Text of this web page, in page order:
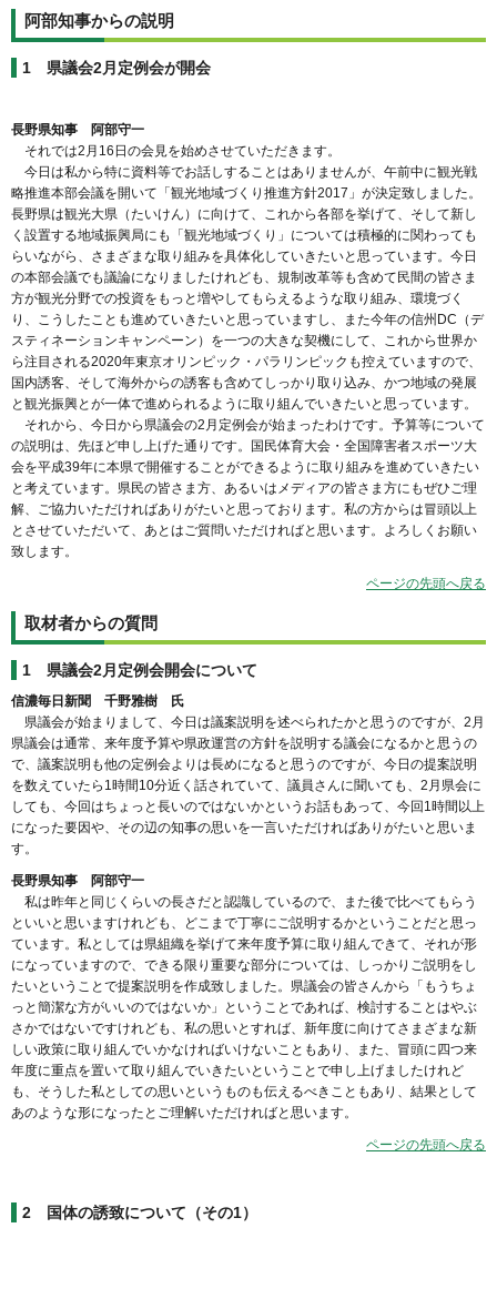
阿部知事からの説明
1 県議会2月定例会が開会
長野県知事 阿部守一
それでは2月16日の会見を始めさせていただきます。
今日は私から特に資料等でお話しすることはありませんが、午前中に観光戦
略推進本部会議を開いて「観光地域づくり推進方針2017」が決定致しました。
長野県は観光大県（たいけん）に向けて、これから各部を挙げて、そして新し
く設置する地域振興局にも「観光地域づくり」については積極的に関わっても
らいながら、さまざまな取り組みを具体化していきたいと思っています。今日
の本部会議でも議論になりましたけれども、規制改革等も含めて民間の皆さま
方が観光分野での投資をもっと増やしてもらえるような取り組み、環境づく
り、こうしたことも進めていきたいと思っていますし、また今年の信州DC（デ
スティネーションキャンペーン）を一つの大きな契機にして、これから世界か
ら注目される2020年東京オリンピック・パラリンピックも控えていますので、
国内誘客、そして海外からの誘客も含めてしっかり取り込み、かつ地域の発展
と観光振興とが一体で進められるように取り組んでいきたいと思っています。
それから、今日から県議会の2月定例会が始まったわけです。予算等について
の説明は、先ほど申し上げた通りです。国民体育大会・全国障害者スポーツ大
会を平成39年に本県で開催することができるように取り組みを進めていきたい
と考えています。県民の皆さま方、あるいはメディアの皆さま方にもぜひご理
解、ご協力いただければありがたいと思っております。私の方からは冒頭以上
とさせていただいて、あとはご質問いただければと思います。よろしくお願い
致します。
ページの先頭へ戻る
取材者からの質問
1 県議会2月定例会開会について
信濃毎日新聞 千野雅樹 氏
県議会が始まりまして、今日は議案説明を述べられたかと思うのですが、2月
県議会は通常、来年度予算や県政運営の方針を説明する議会になるかと思うの
で、議案説明も他の定例会よりは長めになると思うのですが、今日の提案説明
を数えていたら1時間10分近く話されていて、議員さんに聞いても、2月県会に
しても、今回はちょっと長いのではないかというお話もあって、今回1時間以上
になった要因や、その辺の知事の思いを一言いただければありがたいと思いま
す。
長野県知事 阿部守一
私は昨年と同じくらいの長さだと認識しているので、また後で比べてもらう
といいと思いますけれども、どこまで丁寧にご説明するかということだと思っ
ています。私としては県組織を挙げて来年度予算に取り組んできて、それが形
になっていますので、できる限り重要な部分については、しっかりご説明をし
たいということで提案説明を作成致しました。県議会の皆さんから「もうちょ
っと簡潔な方がいいのではないか」ということであれば、検討することはやぶ
さかではないですけれども、私の思いとすれば、新年度に向けてさまざまな新
しい政策に取り組んでいかなければいけないこともあり、また、冒頭に四つ来
年度に重点を置いて取り組んでいきたいということで申し上げましたけれど
も、そうした私としての思いというものも伝えるべきこともあり、結果として
あのような形になったとご理解いただければと思います。
ページの先頭へ戻る
2 国体の誘致について（その1）